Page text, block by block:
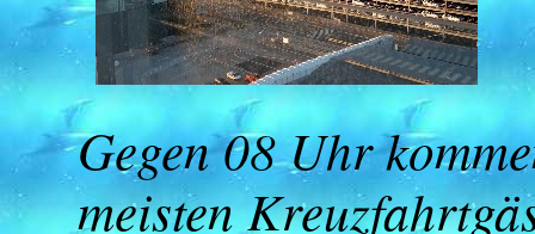
Gegen 08 Uhr
meisten